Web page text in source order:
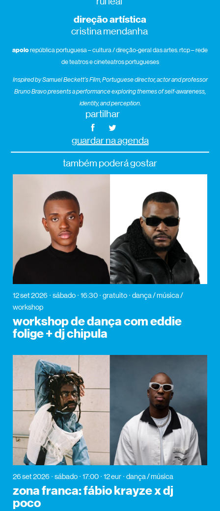
direção artística
cristina mendanha
apoiorepública portuguesa – cultura / direção-geral das artes. rtcp – rede
de teatros e cineteatros portugueses
Inspired by Samuel Beckett’s Film, Portuguese director, actor and professor
Bruno Bravo presents a performance exploring themes of self-awareness,
identity, and perception.
partilhar
guardar na agenda
também poderá gostar
12 set 2026 sábado 16:30 gratuito
dança / música /
workshop
workshop de dança com eddie
folige + dj chipula
26 set 2026 sábado 17:00 12 eur dança / música
zona franca: fábio krayze x dj
poco